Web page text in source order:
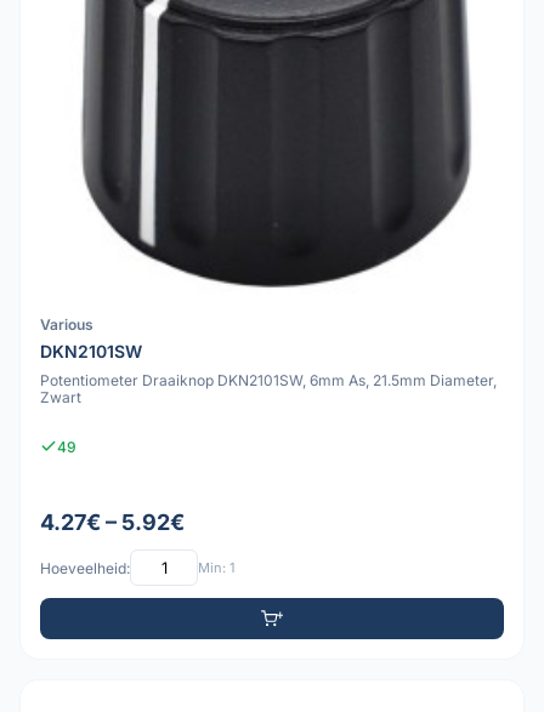
Various
DKN2101SW
Potentiometer Draaiknop DKN2101SW, 6mm As, 21.5mm Diameter,
Zwart
49
4.27€ – 5.92€
Hoeveelheid: Min: 1